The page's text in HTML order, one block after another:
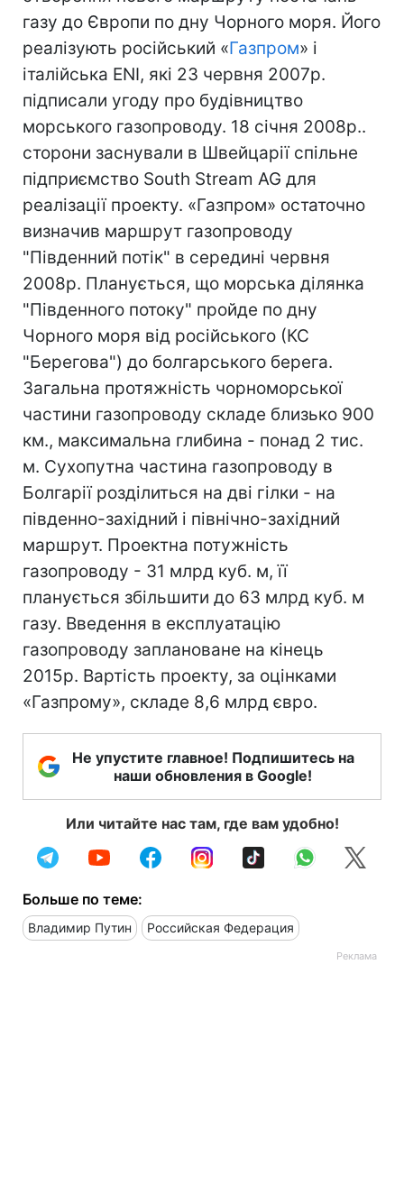
газу до Європи по дну Чорного моря. Його
реалізують російський «Газпром» і
італійська ENI, які 23 червня 2007р.
підписали угоду про будівництво
морського газопроводу. 18 січня 2008р..
сторони заснували в Швейцарії спільне
підприємство South Stream AG для
реалізації проекту. «Газпром» остаточно
визначив маршрут газопроводу
"Південний потік" в середині червня
2008р. Планується, що морська ділянка
"Південного потоку" пройде по дну
Чорного моря від російського (КС
"Берегова") до болгарського берега.
Загальна протяжність чорноморської
частини газопроводу складе близько 900
км., максимальна глибина - понад 2 тис.
м. Сухопутна частина газопроводу в
Болгарії розділиться на дві гілки - на
південно-західний і північно-західний
маршрут. Проектна потужність
газопроводу - 31 млрд куб. м, її
планується збільшити до 63 млрд куб. м
газу. Введення в експлуатацію
газопроводу заплановане на кінець
2015р. Вартість проекту, за оцінками
«Газпрому», складе 8,6 млрд євро.
Не упустите главное! Подпишитесь на
наши обновления в Google!
Или читайте нас там, где вам удобно!
Больше по теме:
Владимир Путин Российская Федерация